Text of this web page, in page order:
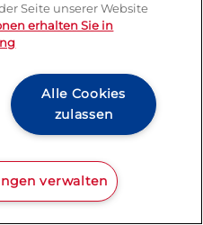
und rechtliche Hinweise
Richtlinie Lactalis
Seite unserer Website
erhalten Sie in
Alle Cookies
zulassen
verwalten